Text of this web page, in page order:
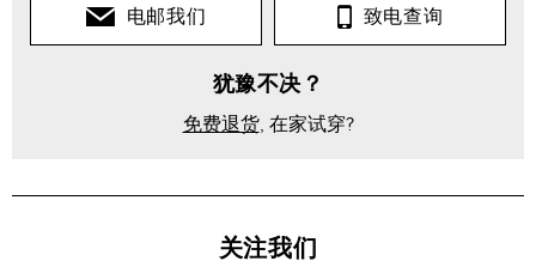
电邮我们 致电查询
犹豫不决？
免费退货, 在家试穿?
关注我们